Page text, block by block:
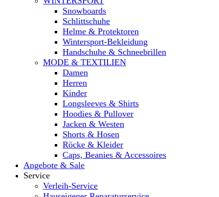
Snowboards
Schlittschuhe
Helme & Protektoren
Wintersport-Bekleidung
Handschuhe & Schneebrillen
MODE & TEXTILIEN
Damen
Herren
Kinder
Longsleeves & Shirts
Hoodies & Pullover
Jacken & Westen
Shorts & Hosen
Röcke & Kleider
Caps, Beanies & Accessoires
Angebote & Sale
Service
Verleih-Service